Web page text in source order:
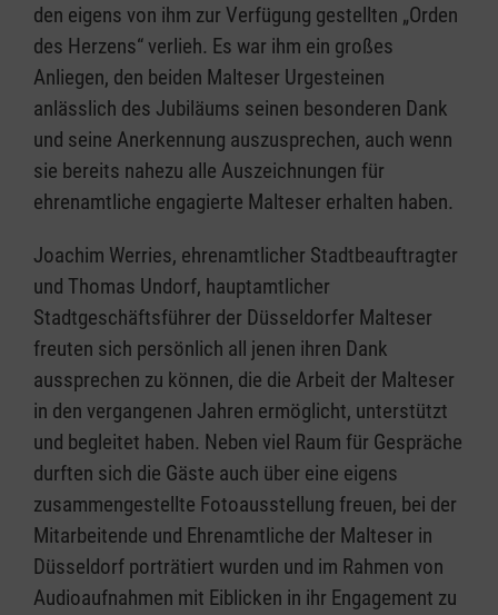
den eigens von ihm zur Verfügung gestellten „Orden
des Herzens“ verlieh. Es war ihm ein großes
Anliegen, den beiden Malteser Urgesteinen
anlässlich des Jubiläums seinen besonderen Dank
und seine Anerkennung auszusprechen, auch wenn
sie bereits nahezu alle Auszeichnungen für
ehrenamtliche engagierte Malteser erhalten haben.
Joachim Werries, ehrenamtlicher Stadtbeauftragter
und Thomas Undorf, hauptamtlicher
Stadtgeschäftsführer der Düsseldorfer Malteser
freuten sich persönlich all jenen ihren Dank
aussprechen zu können, die die Arbeit der Malteser
in den vergangenen Jahren ermöglicht, unterstützt
und begleitet haben. Neben viel Raum für Gespräche
durften sich die Gäste auch über eine eigens
zusammengestellte Fotoausstellung freuen, bei der
Mitarbeitende und Ehrenamtliche der Malteser in
Düsseldorf porträtiert wurden und im Rahmen von
Audioaufnahmen mit Eiblicken in ihr Engagement zu